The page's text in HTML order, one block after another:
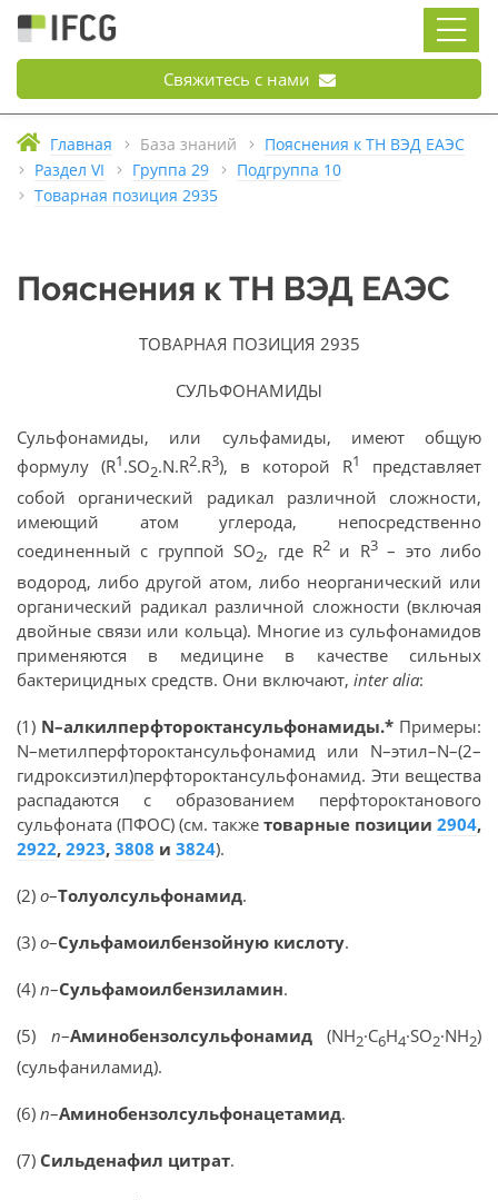
Свяжитесь с нами
Главная База знаний
Пояснения к ТН ВЭД ЕАЭС
Раздел VI
Группа 29
Подгруппа 10
Товарная позиция 2935
Пояснения к ТН ВЭД ЕАЭС
ТОВАРНАЯ ПОЗИЦИЯ 2935
СУЛЬФОНАМИДЫ
Сульфонамиды, или сульфамиды, имеют общую
формулу (R1.SO2.N.R2.R3), в которой R1
представляет
собой органический радикал различной сложности,
имеющий атом углерода, непосредственно
соединенный с группой SO2, где R2 и R3– это либо
водород, либо другой атом, либо неорганический или
органический радикал различной сложности (включая
двойные связи или кольца). Многие из сульфонамидов
применяются в медицине в качестве сильных
бактерицидных средств. Они включают, inter alia:
(1) N–алкилперфтороктансульфонамиды.* Примеры:
N–метилперфтороктансульфонамид или N–этил–N–(2–
гидроксиэтил)перфтороктансульфонамид. Эти вещества
распадаются c образованием перфтороктанового
сульфоната (ПФОС) (см. также товарные позиции 2904,
2922, 2923, 3808 и 3824).
(2) o–Толуолсульфонамид.
(3) o–Сульфамоилбензойную кислоту.
(4) п–Сульфамоилбензиламин.
(5) п–Аминобензолсульфонамид (NH2·C6H4·SO2·NH2)
(сульфаниламид).
(6) п–Аминобензолсульфонацетамид.
(7) Сильденафил цитрат.